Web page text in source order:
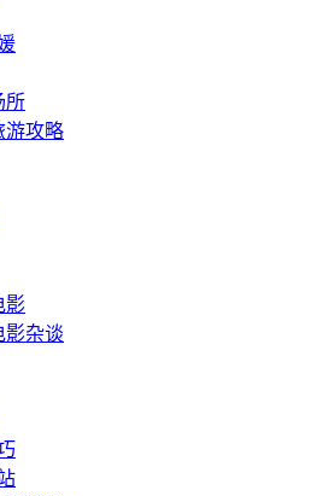
所
游攻略
影
影杂谈